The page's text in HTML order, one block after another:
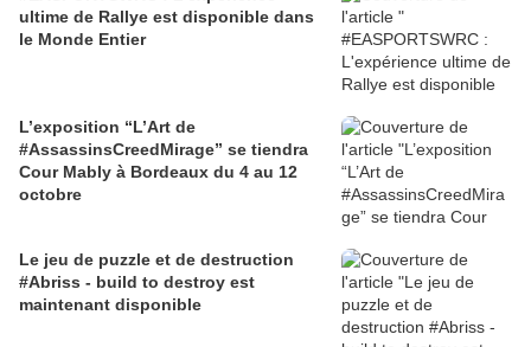
ultime de Rallye est disponible dans
le Monde Entier
L’exposition “L’Art de
#AssassinsCreedMirage” se tiendra
Cour Mably à Bordeaux du 4 au 12
octobre
Le jeu de puzzle et de destruction
#Abriss - build to destroy est
maintenant disponible